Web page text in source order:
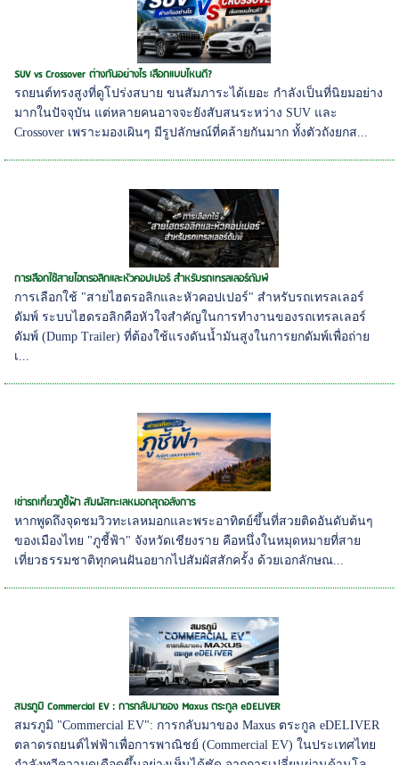
SUV vs Crossover ต่างกันอย่างไร เลือกแบบไหนดี?
รถยนต์ทรงสูงที่ดูโปร่งสบาย ขนสัมภาระได้เยอะ กำลังเป็นที่นิยมอย่าง
มากในปัจจุบัน แต่หลายคนอาจจะยังสับสนระหว่าง SUV และ
Crossover เพราะมองเผินๆ มีรูปลักษณ์ที่คล้ายกันมาก ทั้งตัวถังยกส...
การเลือกใช้สายไฮดรอลิกและหัวคอปเปอร์ สำหรับรถเทรลเลอร์ดัมพ์
การเลือกใช้ "สายไฮดรอลิกและหัวคอปเปอร์" สำหรับรถเทรลเลอร์
ดัมพ์ ระบบไฮดรอลิกคือหัวใจสำคัญในการทำงานของรถเทรลเลอร์
ดัมพ์ (Dump Trailer) ที่ต้องใช้แรงดันน้ำมันสูงในการยกดัมพ์เพื่อถ่าย
เ...
เช่ารถเที่ยวภูชี้ฟ้า สัมผัสทะเลหมอกสุดอลังการ
หากพูดถึงจุดชมวิวทะเลหมอกและพระอาทิตย์ขึ้นที่สวยติดอันดับต้นๆ
ของเมืองไทย "ภูชี้ฟ้า" จังหวัดเชียงราย คือหนึ่งในหมุดหมายที่สาย
เที่ยวธรรมชาติทุกคนฝันอยากไปสัมผัสสักครั้ง ด้วยเอกลักษณ...
สมรภูมิ Commercial EV : การกลับมาของ Maxus ตระกูล eDELIVER
สมรภูมิ "Commercial EV": การกลับมาของ Maxus ตระกูล eDELIVER
ตลาดรถยนต์ไฟฟ้าเพื่อการพาณิชย์ (Commercial EV) ในประเทศไทย